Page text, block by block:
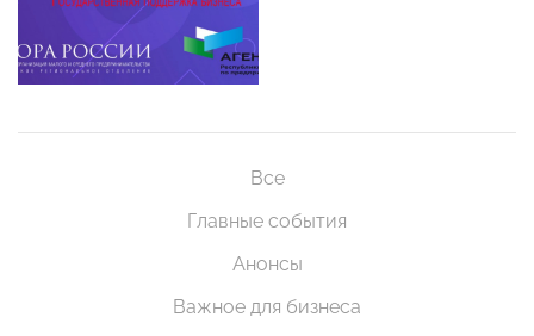
Все
Главные события
Анонсы
Важное для бизнеса